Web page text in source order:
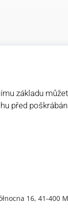
základu
před
16, 41-